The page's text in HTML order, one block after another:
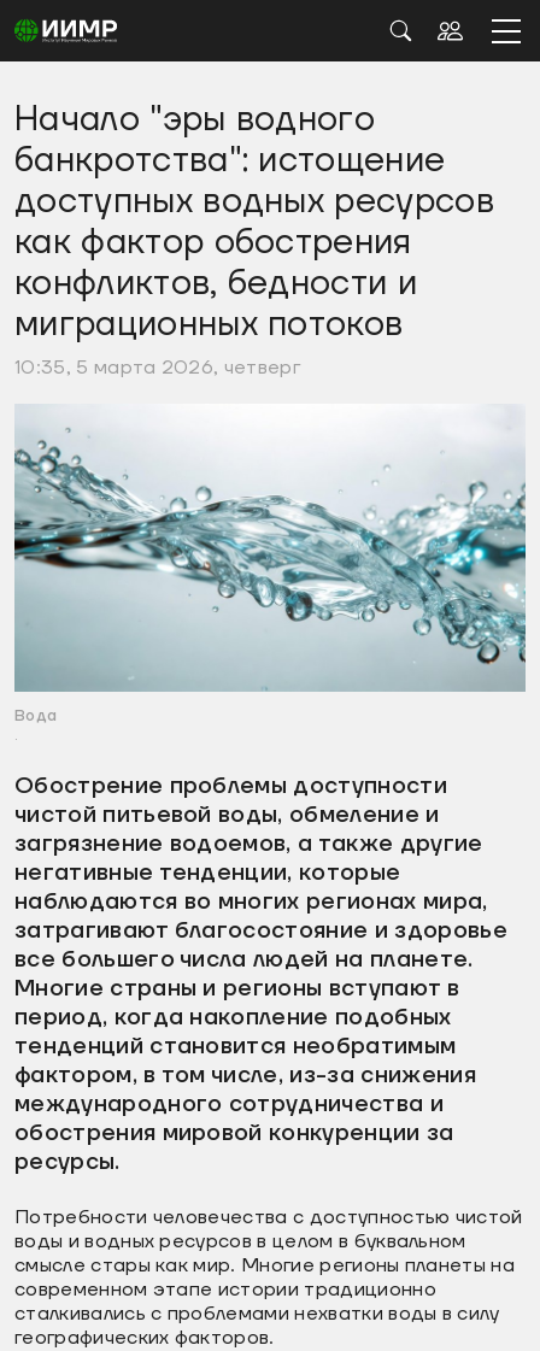
Начало "эры водного
банкротства": истощение
доступных водных ресурсов
как фактор обострения
конфликтов, бедности и
миграционных потоков
10:35, 5 марта 2026, четверг
Вода
.
Обострение проблемы доступности
чистой питьевой воды, обмеление и
загрязнение водоемов, а также другие
негативные тенденции, которые
наблюдаются во многих регионах мира,
затрагивают благосостояние и здоровье
все большего числа людей на планете.
Многие страны и регионы вступают в
период, когда накопление подобных
тенденций становится необратимым
фактором, в том числе, из-за снижения
международного сотрудничества и
обострения мировой конкуренции за
ресурсы.
Потребности человечества с доступностью чистой
воды и водных ресурсов в целом в буквальном
смысле стары как мир. Многие регионы планеты на
современном этапе истории традиционно
сталкивались с проблемами нехватки воды в силу
географических факторов.